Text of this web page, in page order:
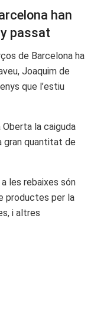
han
passat
de Barcelona ha
Joaquim de
que l’estiu
la caiguda
gran quantitat de
les rebaixes són
productes per la
i altres